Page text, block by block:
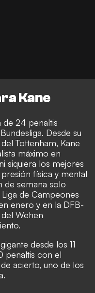
Kane
de 24 penaltis
Desde su
Tottenham, Kane
máximo en
siquiera los mejores
física y mental
de semana solo
de Campeones
enero y en la DFB-
Wehen
desde los 11
penaltis con el
acierto, uno de los